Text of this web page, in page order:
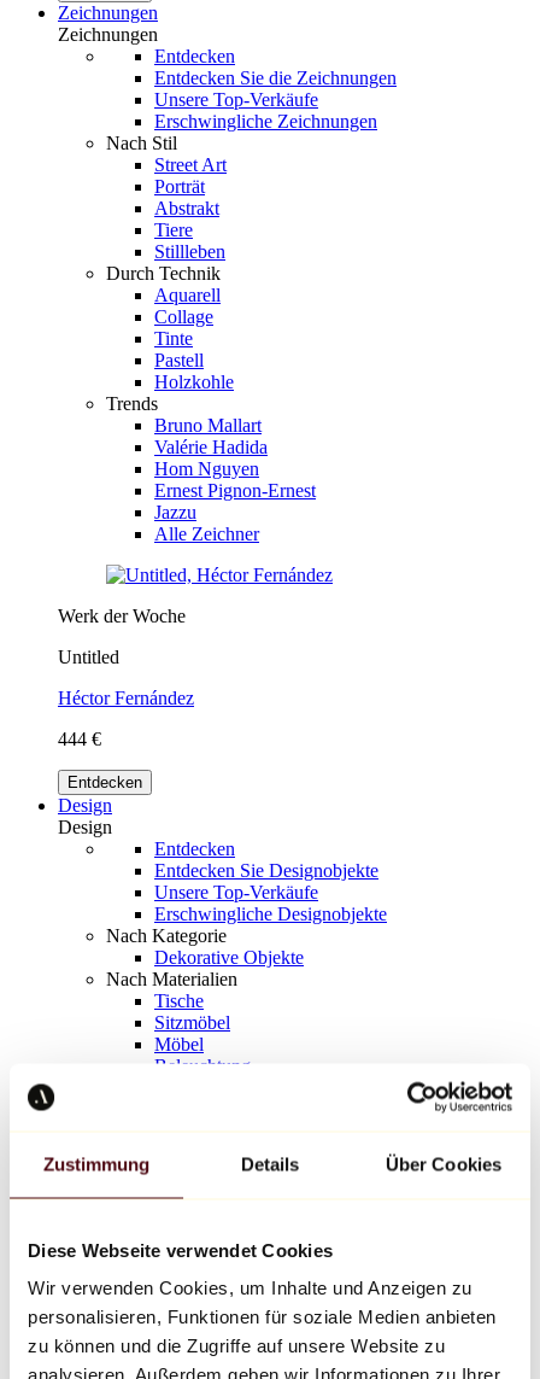
Zustimmung Details Über Cookies
Diese Webseite verwendet Cookies
Wir verwenden Cookies, um Inhalte und Anzeigen zu
personalisieren, Funktionen für soziale Medien anbieten
zu können und die Zugriffe auf unsere Website zu
analysieren. Außerdem geben wir Informationen zu Ihrer
Zeichnungen
Zeichnungen
Entdecken
Entdecken Sie die Zeichnungen
Unsere Top-Verkäufe
Erschwingliche Zeichnungen
Nach Stil
Street Art
Porträt
Abstrakt
Tiere
Stillleben
Durch Technik
Aquarell
Collage
Tinte
Pastell
Holzkohle
Trends
Bruno Mallart
Valérie Hadida
Hom Nguyen
Ernest Pignon-Ernest
Jazzu
Alle Zeichner
Werk der Woche
Untitled
Héctor Fernández
444 €
Entdecken
Design
Design
Entdecken
Entdecken Sie Designobjekte
Unsere Top-Verkäufe
Erschwingliche Designobjekte
Nach Kategorie
Dekorative Objekte
Nach Materialien
Tische
Sitzmöbel
Möbel
Beleuchtung
Richard Orlinski
Keith Haring
Jeff Koons
Jean-Michel Basquiat
Alle Designer
Werk der Woche